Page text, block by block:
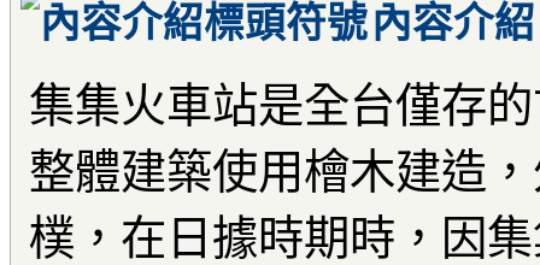
內容介紹
集集火車站是全台僅存
整體建築使用檜木建造
樸，在日據時期時，因